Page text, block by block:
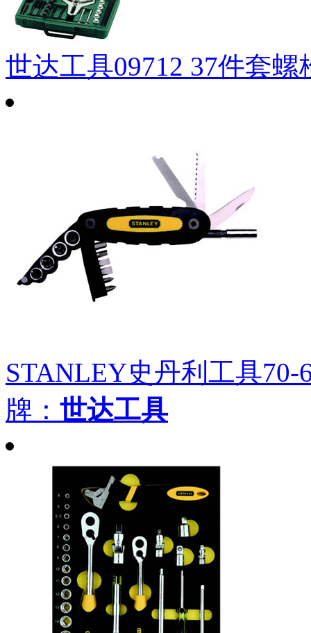
世达工具09712 37件套
STANLEY史丹利工具70-
牌： 世达工具